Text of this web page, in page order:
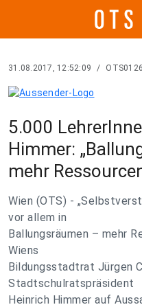
31.08.2017, 12:52:09 / OTS0126
5.000
Himmer:
mehr
Wien (OTS) -
vor allem in
Ballungsräumen – mehr
Wiens
Bildungsstadtrat Jürgen
Stadtschulratspräsident
Heinrich Himmer auf